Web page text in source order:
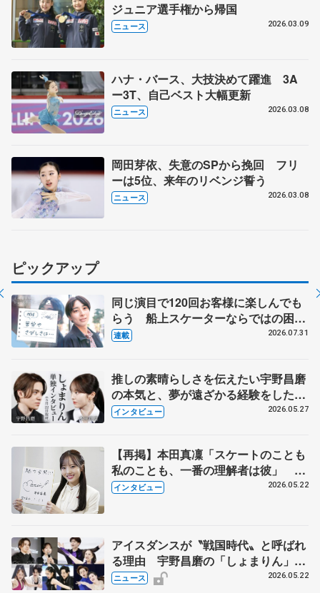
ジュニア選手権から帰国
ニュース 2026.03.09
ハナ・バース、大技決めて躍進 3A
ー3T、自己ベスト大幅更新
ニュース 2026.03.08
岡田芽依、失意のSPから挽回 フリ
ーは5位、来年のリベンジ誓う
ニュース 2026.03.08
ピックアップ
同じ演目で120回お客様に楽しんでも
らう 船上スケーターならではの困難
とは 影響あったPIW前キャプテン松
連載 2026.07.31
推しの素晴らしさを伝えたい宇野昌磨
の本気と、夢が遠ざかる経験をした本
田真凜の覚悟
インタビュー 2026.05.27
【再掲】本田真凜「スケートのことも
私のことも、一番の理解者は彼」 引
退時の単独インタビューで語った競技
インタビュー 2026.05.22
アイスダンスが〝戦国時代〟と呼ばれ
る理由 宇野昌磨の「しょまりん」ら
実力者が相次いで参戦 国内の競争激
ニュース 2026.05.22